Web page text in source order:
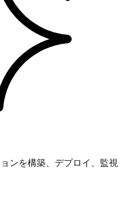
ンを構築、デプロイ、監視